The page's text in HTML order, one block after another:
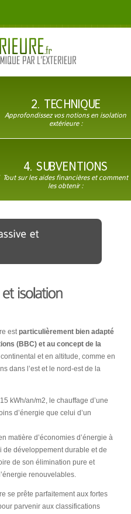
2. TECHNIQUE
Approfondissez vos notions en isolation
extérieure :
4. SUBVENTIONS
Tout sur les aides financières et comment
les obtenir :
estparticulièrement bien adapté
(BBC) et au concept de la
et en altitude, comme en
dans l’est et le nord-est de la
kWh/an/m2, le chauffage d’une
d’énergie que celui d’un
matière d’économies d’énergie à
de développement durable et de
de son élimination pure et
renouvelables.
se prête parfaitement aux fortes
parvenir aux classifications